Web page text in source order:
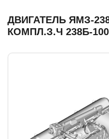
ДВИГАТЕЛЬ ЯМЗ-
КОМПЛ.З.Ч 238Б-